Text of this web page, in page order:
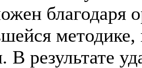
благодаря
В результате